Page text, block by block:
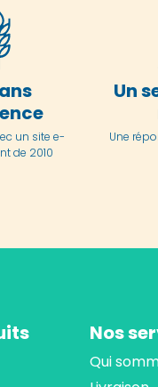
un site e-
de 2010
Un
Une
Nos
Qui